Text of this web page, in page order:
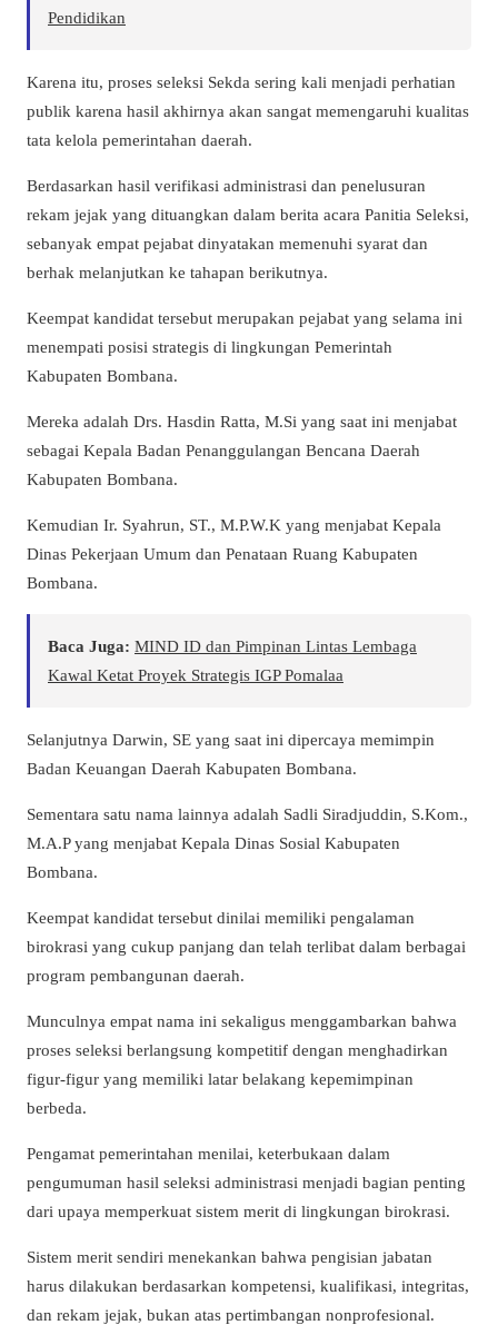
Pendidikan
Karena itu, proses seleksi Sekda sering kali menjadi perhatian
publik karena hasil akhirnya akan sangat memengaruhi kualitas
tata kelola pemerintahan daerah.
Berdasarkan hasil verifikasi administrasi dan penelusuran
rekam jejak yang dituangkan dalam berita acara Panitia Seleksi,
sebanyak empat pejabat dinyatakan memenuhi syarat dan
berhak melanjutkan ke tahapan berikutnya.
Keempat kandidat tersebut merupakan pejabat yang selama ini
menempati posisi strategis di lingkungan Pemerintah
Kabupaten Bombana.
Mereka adalah Drs. Hasdin Ratta, M.Si yang saat ini menjabat
sebagai Kepala Badan Penanggulangan Bencana Daerah
Kabupaten Bombana.
Kemudian Ir. Syahrun, ST., M.P.W.K yang menjabat Kepala
Dinas Pekerjaan Umum dan Penataan Ruang Kabupaten
Bombana.
Baca Juga: MIND ID dan Pimpinan Lintas Lembaga
Kawal Ketat Proyek Strategis IGP Pomalaa
Selanjutnya Darwin, SE yang saat ini dipercaya memimpin
Badan Keuangan Daerah Kabupaten Bombana.
Sementara satu nama lainnya adalah Sadli Siradjuddin, S.Kom.,
M.A.P yang menjabat Kepala Dinas Sosial Kabupaten
Bombana.
Keempat kandidat tersebut dinilai memiliki pengalaman
birokrasi yang cukup panjang dan telah terlibat dalam berbagai
program pembangunan daerah.
Munculnya empat nama ini sekaligus menggambarkan bahwa
proses seleksi berlangsung kompetitif dengan menghadirkan
figur-figur yang memiliki latar belakang kepemimpinan
berbeda.
Pengamat pemerintahan menilai, keterbukaan dalam
pengumuman hasil seleksi administrasi menjadi bagian penting
dari upaya memperkuat sistem merit di lingkungan birokrasi.
Sistem merit sendiri menekankan bahwa pengisian jabatan
harus dilakukan berdasarkan kompetensi, kualifikasi, integritas,
dan rekam jejak, bukan atas pertimbangan nonprofesional.